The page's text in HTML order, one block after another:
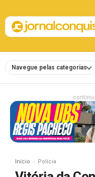
Navegue pelas categorias
Início Polícia